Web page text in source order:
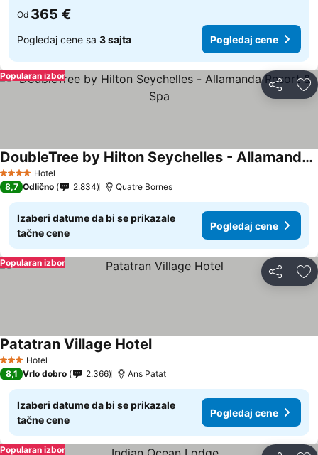
Od 365 €
Pogledaj cene sa 3 sajta Pogledaj cene
Deli
Popularan izbor
4 ZvezdiceHotel
DoubleTree by Hilton Seychelles - Allamanda Resort & Spa
8,7 Odlično 2.834 Quatre Bornes
Izaberi datume da bi se prikazale
tačne cene
Pogledaj cene
Deli
Popularan izbor
3 Zvezdice
Hotel
Patatran Village Hotel
8,1 Vrlo dobro 2.366 Ans Patat
Izaberi datume da bi se prikazale
tačne cene
Pogledaj cene
Popularan izbor